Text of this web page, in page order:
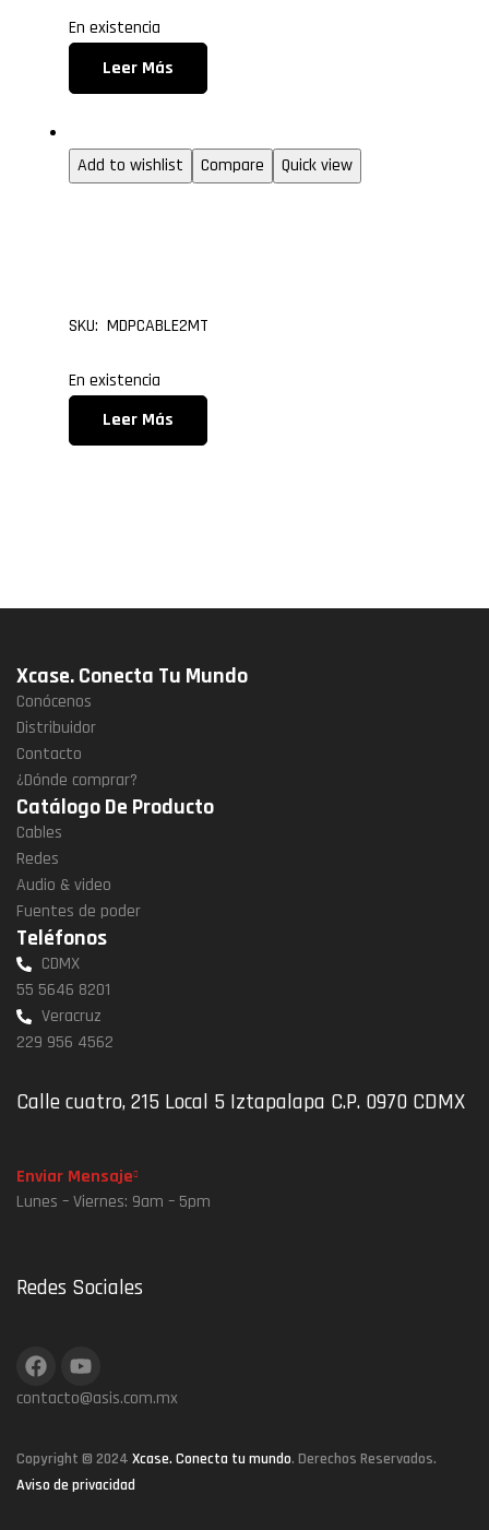
En existencia
Leer Más
Add to wishlist
Compare Quick view
SKU: MDPCABLE2MT
En existencia
Leer Más
Xcase. Conecta Tu Mundo
Conócenos
Distribuidor
Contacto
¿Dónde comprar?
Catálogo De Producto
Cables
Redes
Audio & video
Fuentes de poder
Teléfonos
CDMX
55 5646 8201
Veracruz
229 956 4562
Calle cuatro, 215 Local 5 Iztapalapa C.P. 0970 CDMX
Enviar Mensaje
Lunes – Viernes: 9am – 5pm
Redes Sociales
contacto@asis.com.mx
Copyright © 2024 Xcase. Conecta tu mundo. Derechos Reservados.
Aviso de privacidad